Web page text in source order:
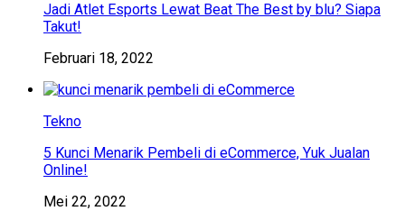
Jadi Atlet Esports Lewat Beat The Best by blu? Siapa
Takut!
Februari 18, 2022
Tekno
5 Kunci Menarik Pembeli di eCommerce, Yuk Jualan
Online!
Mei 22, 2022